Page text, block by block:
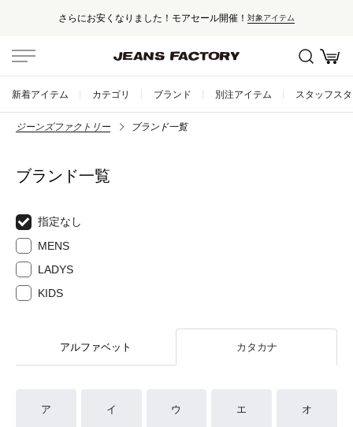
さらにお安くなりました！モアセール開催！ 対象アイテム
新着アイテム カテゴリ ブランド 別注アイテム スタッフス
ジーンズファクトリー ブランド一覧
ブランド一覧
指定なし
MENS
LADYS
KIDS
アルファベット カタカナ
ア イ ウ エ オ